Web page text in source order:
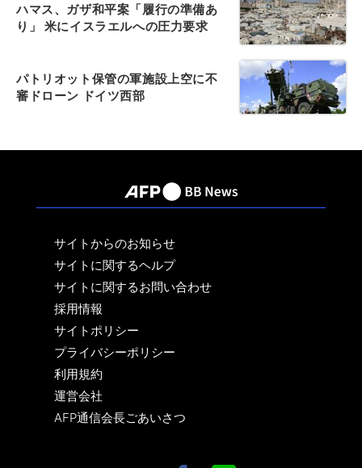
ハマス、ガザ和平案「履行の準備あ
り」 米にイスラエルへの圧力要求
パトリオット保管の軍施設上空に不
審ドローン ドイツ西部
サイトからのお知らせ
サイトに関するヘルプ
サイトに関するお問い合わせ
採用情報
サイトポリシー
プライバシーポリシー
利用規約
運営会社
AFP通信会長ごあいさつ